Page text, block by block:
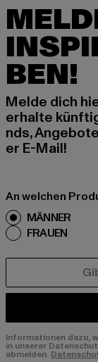
BEN!
Melde dich
erhalte
nds,
er E-Mail!
An welchen
MÄNNER
FRAUEN
Informationen dazu,
in unserer
abmelden.